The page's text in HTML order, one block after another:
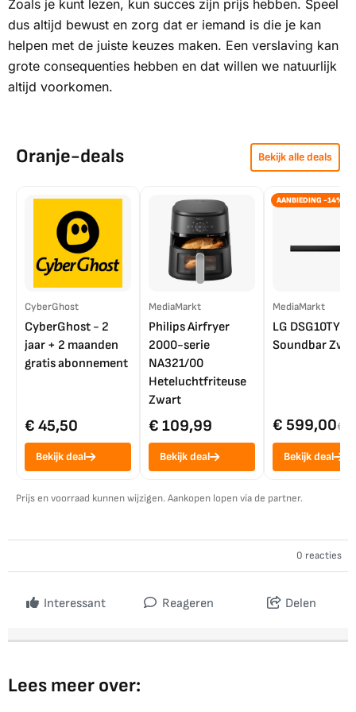
Zoals je kunt lezen, kun succes zijn prijs hebben. Speel
dus altijd bewust en zorg dat er iemand is die je kan
helpen met de juiste keuzes maken. Een verslaving kan
grote consequenties hebben en dat willen we natuurlijk
altijd voorkomen.
Oranje-deals Bekijk alle deals
CyberGhost
CyberGhost - 2
jaar + 2 maanden
gratis abonnement
€ 45,50
Bekijk deal
MediaMarkt
Philips Airfryer
2000-serie
NA321/00
Heteluchtfriteuse
Zwart
€ 109,99
Bekijk deal
AANBIEDING -14%
MediaMarkt
LG DSG10TY
Soundbar
€ 599,00€
Bekijk deal
Prijs en voorraad kunnen wijzigen. Aankopen lopen via de partner.
0 reacties
Interessant Reageren Delen
Lees meer over: